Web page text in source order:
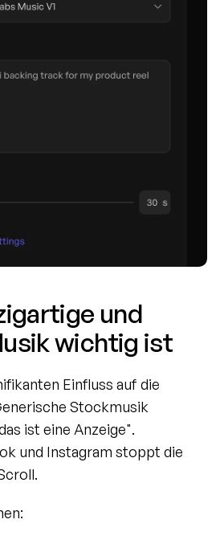
und
wichtig ist
Einfluss auf die
Stockmusik
ist eine Anzeige".
und Instagram stoppt die